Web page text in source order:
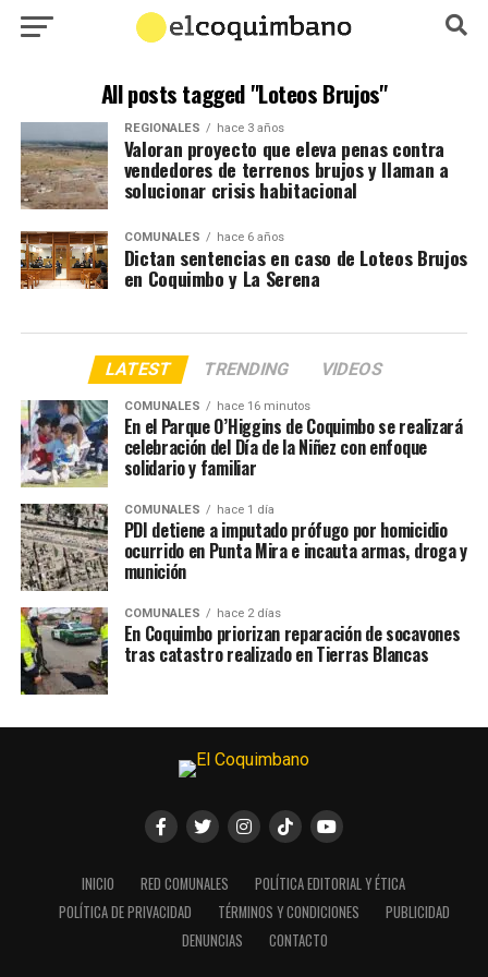
All posts tagged "Loteos Brujos"
REGIONALES hace 3 años
Valoran proyecto que eleva penas contra
vendedores de terrenos brujos y llaman a
solucionar crisis habitacional
COMUNALES hace 6 años
Dictan sentencias en caso de Loteos Brujos
en Coquimbo y La Serena
LATEST TRENDING VIDEOS
COMUNALES hace 16 minutos
En el Parque O’Higgins de Coquimbo se realizará
celebración del Día de la Niñez con enfoque
solidario y familiar
COMUNALES hace 1 día
PDI detiene a imputado prófugo por homicidio
ocurrido en Punta Mira e incauta armas, droga y
munición
COMUNALES hace 2 días
En Coquimbo priorizan reparación de socavones
tras catastro realizado en Tierras Blancas
INICIO RED COMUNALES
POLÍTICA EDITORIAL Y ÉTICA
POLÍTICA DE PRIVACIDAD
TÉRMINOS Y CONDICIONES
PUBLICIDAD
DENUNCIAS
CONTACTO